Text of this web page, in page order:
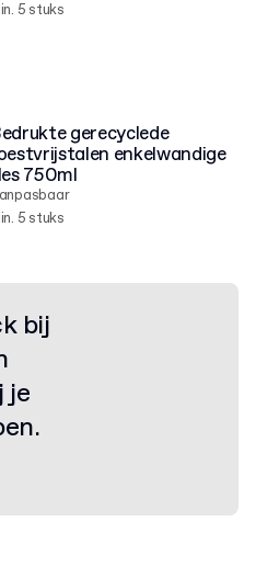
5 stuks
gerecyclede
enkelwandige
750ml
5 stuks
bij
je